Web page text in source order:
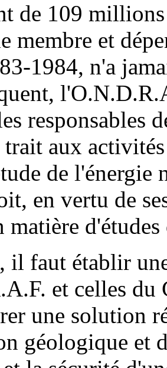
de 109
membre et
1984, n'a
responsables
aux
de
en vertu de
matière
il faut établir
et celles
une solution
géologique et